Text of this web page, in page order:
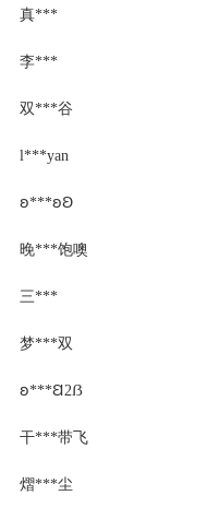
真***
李***
双***谷
l***yan
ꞝ***ꞝꞜ
晚***饱噢
三***
梦***双
ꞝ***Ꞛ2ẞ
干***带飞
熠***尘